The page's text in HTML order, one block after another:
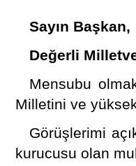
Sayın Başkan,
Değerli
Mensubu
Milletini ve
Görüşlerimi
kurucusu olan